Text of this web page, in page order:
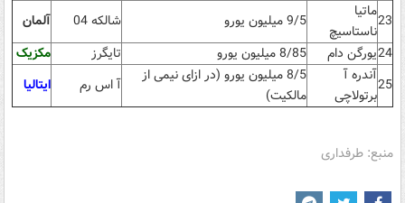
23ماتیا
ناستاسیچ
9/5 میلیون یورو شالکه 04
آلمان
24یورگن دام 8/85 میلیون یورو تایگرز
مکزیک
25آندره آ
برتولاچی
8/5 میلیون یورو (در ازای نیمی از
مالکیت)
آ اس رم ایتالیا
منبع: طرفداری